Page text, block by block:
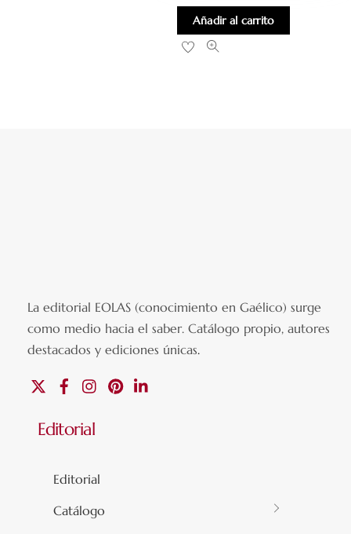
Añadir al carrito
La editorial EOLAS (conocimiento en Gaélico) surge
como medio hacia el saber.Catálogo propio, autores
destacados y ediciones únicas.
FacebookInstagramPinterest
Editorial
Editorial
Catálogo